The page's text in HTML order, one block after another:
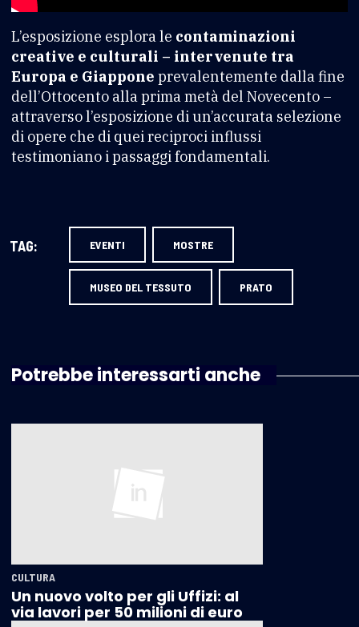
L’esposizione esplora le contaminazioni
creative e culturali – intervenute tra
Europa e Giappone prevalentemente dalla fine
dell’Ottocento alla prima metà del Novecento –
attraverso l’esposizione di un’accurata selezione
di opere che di quei reciproci influssi
testimoniano i passaggi fondamentali.
TAG: EVENTI MOSTRE
MUSEO DEL TESSUTO PRATO
Potrebbe interessarti anche
CULTURA
Un nuovo volto per gli Uffizi: al
via lavori per 50 milioni di euro